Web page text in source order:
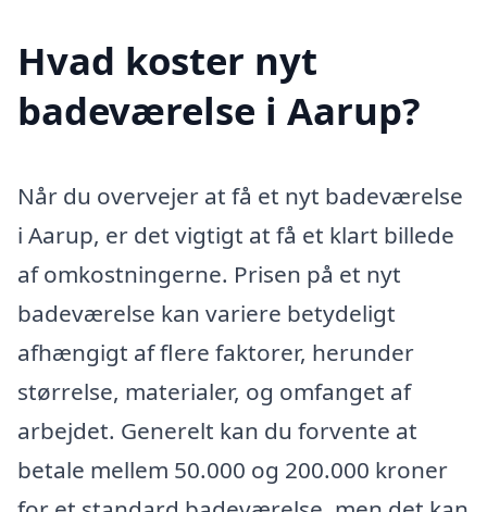
Hvad koster nyt
badeværelse i Aarup?
Når du overvejer at få et nyt badeværelse
i Aarup, er det vigtigt at få et klart billede
af omkostningerne. Prisen på et nyt
badeværelse kan variere betydeligt
afhængigt af flere faktorer, herunder
størrelse, materialer, og omfanget af
arbejdet. Generelt kan du forvente at
betale mellem 50.000 og 200.000 kroner